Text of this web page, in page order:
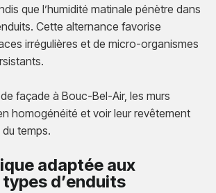
que l’humidité matinale pénètre dans
Cette alternance favorise
irrégulières et de micro-organismes
façade à Bouc-Bel-Air, les murs
homogénéité et voir leur revêtement
temps.
adaptée aux
d’enduits